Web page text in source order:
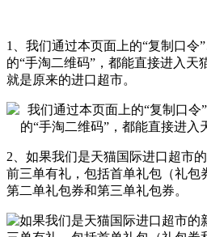
1、我们通过本页面上的“复制口令
的“手淘二维码”，都能直接进入天
就是原来的进口超市。
2、如果我们是天猫国际进口超市
前三单有礼，包括首单礼包（礼包
第二单礼包券和第三单礼包券。